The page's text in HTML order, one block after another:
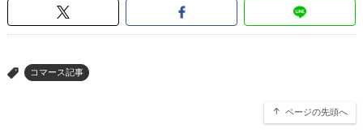
> コマース記事
ページの先頭へ